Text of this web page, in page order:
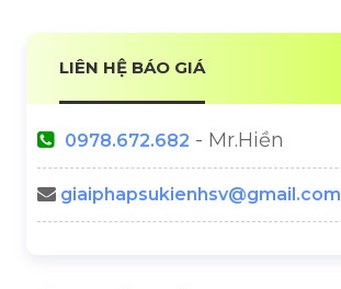
LIÊN HỆ BÁO GIÁ
0978.672.682 - Mr.Hiền
giaiphapsukienhsv@gmail.com